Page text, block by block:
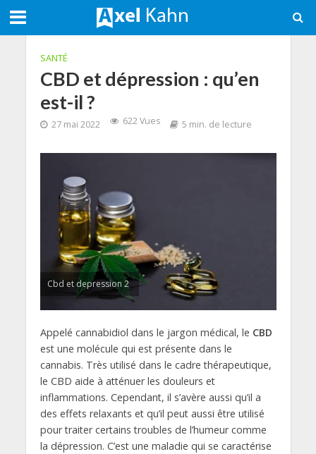
SANTÉ
CBD et dépression : qu’en
est-il ?
27 mai 2022 622 Vues 5 min. de lecture
Cbd et depression 2
Appelé cannabidiol dans le jargon médical, le CBD
est une molécule qui est présente dans le
cannabis. Très utilisé dans le cadre thérapeutique,
le CBD aide à atténuer les douleurs et
inflammations. Cependant, il s’avère aussi qu’il a
des effets relaxants et qu’il peut aussi être utilisé
pour traiter certains troubles de l’humeur comme
la dépression. C’est une maladie qui se caractérise